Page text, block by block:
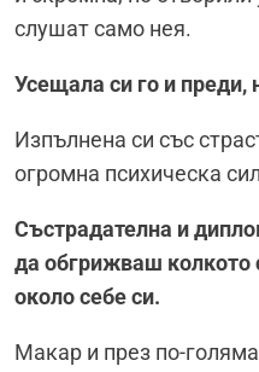
слушат само нея.
Усещала си го и преди,
Изпълнена си със
огромна психическа
Състрадателна и
да обгрижваш колкото
около себе си.
Макар и през по-